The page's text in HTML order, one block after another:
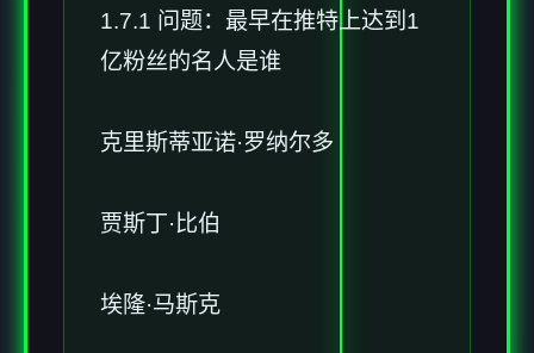
1.7.1 问题：最早在推特上达到1
亿粉丝的名人是谁
克里斯蒂亚诺·罗纳尔多
贾斯丁·比伯
埃隆·马斯克